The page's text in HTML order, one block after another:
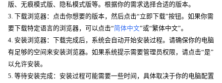
版、无痕模式版、隐私模式版等。根据你的需求选择合适的版本。
3. 下载浏览器：点击你想要的版本，然后点击“立即下载”按钮。如果你需
要下载特定语言的浏览器，可以点击“简体中文”或“繁体中文”。
4. 安装浏览器：下载完成后，系统会自动开始安装过程。请确保你的电脑
有足够的空间来安装浏览器。如果系统提示需要管理员权限，请点击“是”
以允许安装。
5. 等待安装完成：安装过程可能需要一些时间，具体取决于你的电脑配置